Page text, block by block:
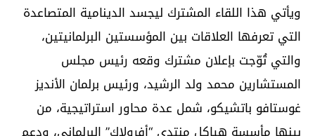
ويأتي هذا اللقاء المشترك ليجسد الدينامية المتصاعدة
التي تعرفها العلاقات بين المؤسستين البرلمانيتين،
والتي تُوّجت بإعلان مشترك وقعه رئيس مجلس
المستشارين محمد ولد الرشيد، ورئيس برلمان الأنديز
غوستافو باتشيكو، شمل عدة محاور استراتيجية، من